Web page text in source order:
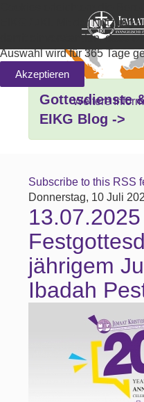
Gottesdienste
EIKG Blog ->
Subscribe to this RSS
Donnerstag, 10 Juli
13.07.2025
jährigem
Ibadah
EIKG / JKI. Mit der Nutzung
damit einverstanden, dass
Auswahl wird für 365 Tage
Akzeptieren
Weitere